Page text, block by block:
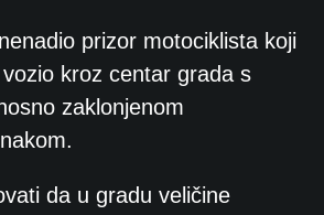
prizor motociklista koji
kroz centar grada s
zaklonjenom
da u gradu veličine